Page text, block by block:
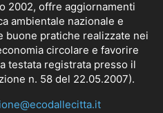
2002, offre aggiornamenti
ambientale nazionale e
buone pratiche realizzate nei
circolare e favorire
testata registrata presso il
n. 58 del 22.05.2007).